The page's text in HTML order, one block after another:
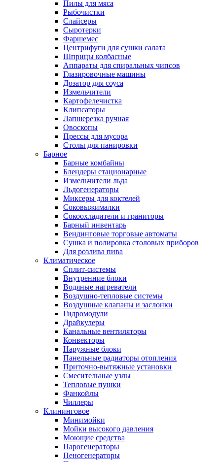
Пилы для мяса
Рыбочистки
Слайсеры
Сыротерки
Фаршемес
Центрифуги для сушки салата
Шприцы колбасные
Аппараты для спиральных чипсов
Глазировочные машины
Дозатор для соуса
Измельчители
Картофелечистка
Клипсаторы
Лапшерезка ручная
Овоскопы
Прессы для мусора
Столы для панировки
Барное
Барные комбайны
Блендеры стационарные
Измельчители льда
Льдогенераторы
Миксеры для коктелей
Соковыжималки
Сокоохладители и граниторы
Барный инвентарь
Вендинговые торговые автоматы
Сушка и полировка столовых приборов
Для розлива пива
Климатическое
Сплит-системы
Внутренние блоки
Водяные нагреватели
Воздушно-тепловые системы
Воздушные клапаны и заслонки
Гидромодули
Драйкулеры
Канальные вентиляторы
Конвекторы
Наружные блоки
Панельные радиаторы отопления
Приточно-вытяжные установки
Смесительные узлы
Тепловые пушки
Фанкойлы
Чиллеры
Клининговое
Минимойки
Мойки высокого давления
Моющие средства
Парогенераторы
Пеногенераторы